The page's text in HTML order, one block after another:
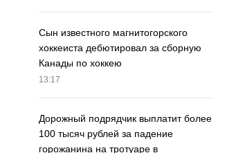
Сын известного магнитогорского
хоккеиста дебютировал за сборную
Канады по хоккею
13:17
Дорожный подрядчик выплатит более
100 тысяч рублей за падение
горожанина на тротуаре в